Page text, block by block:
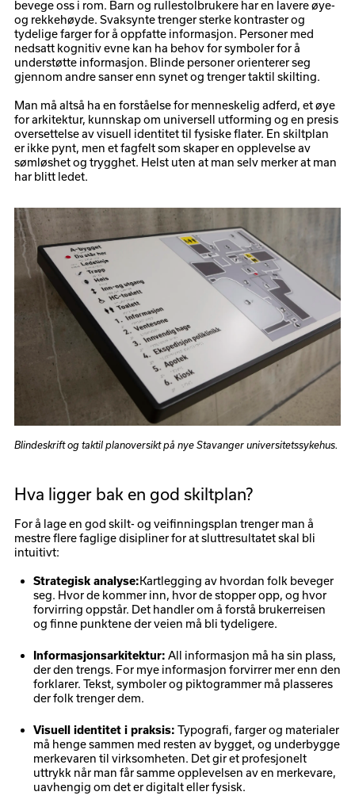
bevege oss i rom. Barn og rullestolbrukere har en lavere øye-
og rekkehøyde. Svaksynte trenger sterke kontraster og
tydelige farger for å oppfatte informasjon. Personer med
nedsatt kognitiv evne kan ha behov for symboler for å
understøtte informasjon. Blinde personer orienterer seg
gjennom andre sanser enn synet og trenger taktil skilting.
Man må altså ha en forståelse for menneskelig adferd, et øye
for arkitektur, kunnskap om universell utforming og en presis
oversettelse av visuell identitet til fysiske flater. En skiltplan
er ikke pynt, men et fagfelt som skaper en opplevelse av
sømløshet og trygghet. Helst uten at man selv merker at man
har blitt ledet.
Blindeskrift og taktil planoversikt på nye Stavanger universitetssykehus.
Hva ligger bak en god skiltplan?
For å lage en god skilt- og veifinningsplan trenger man å
mestre flere faglige disipliner for at sluttresultatet skal bli
intuitivt:
Strategisk analyse:Kartlegging av hvordan folk beveger
seg. Hvor de kommer inn, hvor de stopper opp, og hvor
forvirring oppstår. Det handler om å forstå brukerreisen
og finne punktene der veien må bli tydeligere.
Informasjonsarkitektur: All informasjon må ha sin plass,
der den trengs. For mye informasjon forvirrer mer enn den
forklarer. Tekst, symboler og piktogrammer må plasseres
der folk trenger dem.
Visuell identitet i praksis: Typografi, farger og materialer
må henge sammen med resten av bygget, og underbygge
merkevaren til virksomheten. Det gir et profesjonelt
uttrykk når man får samme opplevelsen av en merkevare,
uavhengig om det er digitalt eller fysisk.